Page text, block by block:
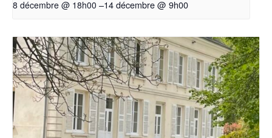
8 décembre @ 18h00 –14 décembre @ 9h00